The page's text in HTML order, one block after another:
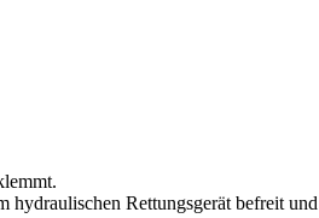
hydraulischen Rettungsgerät befreit